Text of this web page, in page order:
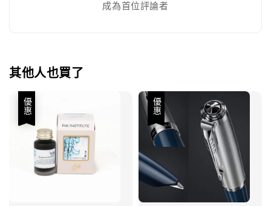
成為首位評論者
其他人也買了
優惠 優惠